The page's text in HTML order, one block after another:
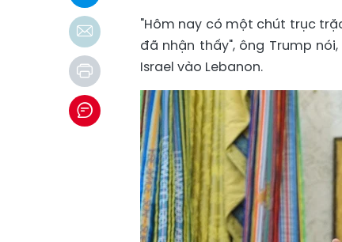
"Hôm nay có một chút trục
đã nhận thấy", ông Trump
Israel vào Lebanon.